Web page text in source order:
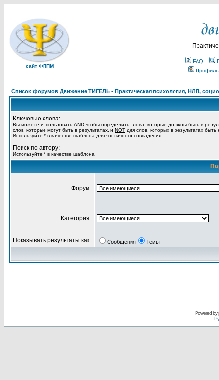
сайт ФППМ
FAQ
Профиль
Список форумов Движение ТИГЕЛЬ - Практическая психология, НЛП,
Ключевые слова:
Вы можете использовать AND чтобы определить слова, которые должны быть в
слов, которые могут быть в результатах, и NOT для слов, которых в результатах
Используйте * в качестве шаблона для частичного совпадения.
Поиск по автору:
Используйте * в качестве шаблона
Форум:
Категория:
Показывать результаты как: Сообщения Темы
Powered by